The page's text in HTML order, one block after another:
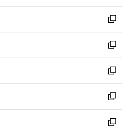
開
く
ウ
で
開
く
ン
ド
ウ
で
開
く
ウ
ィ
ン
ド
ウ
で
開
く
新
し
い
ウ
ィ
ン
ド
ウ
で
新
し
い
ウ
ィ
ン
ド
新
し
い
ウ
ィ
新
し
い
新